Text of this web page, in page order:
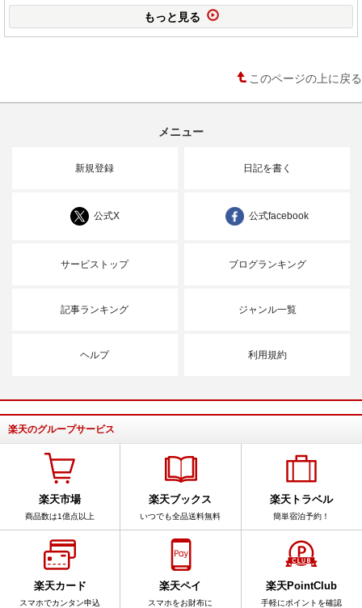
もっと見る
このページの上に戻る
メニュー
新規登録 日記を書く
公式X 公式facebook
サービストップ ブログランキング
記事ランキング ジャンル一覧
ヘルプ 利用規約
楽天のグループサービス
楽天市場
商品数は1億点以上
楽天ブックス
いつでも全品送料無料
楽天トラベル
簡単宿泊予約！
楽天カード
スマホでカンタン申込
楽天ペイ
スマホをお財布に
楽天PointClub
手軽にポイントを確認